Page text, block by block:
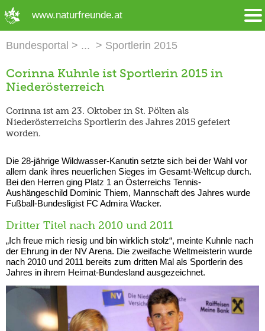
www.naturfreunde.at
Bundesportal Sportlerin 2015
Corinna Kuhnle ist Sportlerin 2015 in
Niederösterreich
Corinna ist am 23. Oktober in St. Pölten als
Niederösterreichs Sportlerin des Jahres 2015 gefeiert
worden.
Die 28-jährige Wildwasser-Kanutin setzte sich bei der Wahl vor
allem dank ihres neuerlichen Sieges im Gesamt-Weltcup durch.
Bei den Herren ging Platz 1 an Österreichs Tennis-
Aushängeschild Dominic Thiem, Mannschaft des Jahres wurde
Fußball-Bundesligist FC Admira Wacker.
Dritter Titel nach 2010 und 2011
„Ich freue mich riesig und bin wirklich stolz“, meinte Kuhnle nach
der Ehrung in der NV Arena. Die zweifache Weltmeisterin wurde
nach 2010 und 2011 bereits zum dritten Mal als Sportlerin des
Jahres in ihrem Heimat-Bundesland ausgezeichnet.